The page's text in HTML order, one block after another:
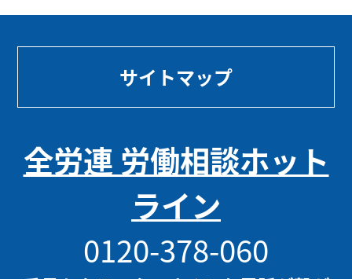
サイトマップ
全労連 労働相談ホット
ライン
0120-378-060